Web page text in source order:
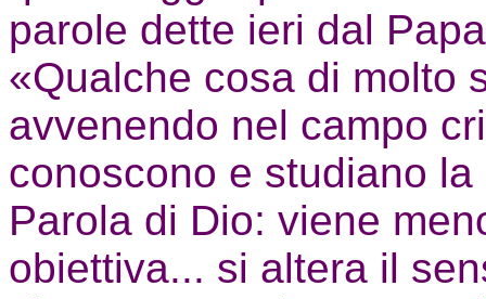
parole dette ieri dal
«Qualche cosa di molto
avvenendo nel campo
conoscono e studiano
Parola di Dio: viene
obiettiva... si altera il